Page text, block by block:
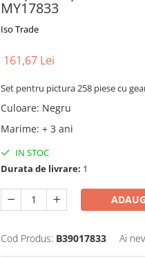
MY17833
Iso Trade
161,67 Lei
Set pentru pictura 258 piese cu
Culoare: Negru
Marime: + 3 ani
IN STOC
Durata de livrare: 1
Cod Produs: B39017833 Ai